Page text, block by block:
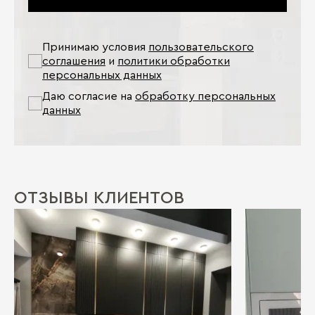
Принимаю условия пользовательского
соглашения и политики обработки
персональных данных
Даю согласие на обработку персональных
данных
ОТЗЫВЫ КЛИЕНТОВ